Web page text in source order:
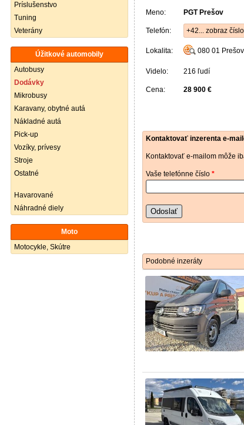
Príslušenstvo
Tuning
Veterány
Úžitkové automobily
Autobusy
Dodávky
Mikrobusy
Karavany, obytné autá
Nákladné autá
Pick-up
Vozíky, prívesy
Stroje
Ostatné
Havarované
Náhradné diely
Moto
Motocykle, Skútre
Meno: PGT Prešov
Telefón: +42... zobraz číslo
Lokalita: 080 01 Prešov
Videlo: 216 ľudí
Cena: 28 900 €
Kontaktovať inzerenta e-
Kontaktovať e-mailom môže
Vaše telefónne číslo *
Odoslať
Podobné inzeráty